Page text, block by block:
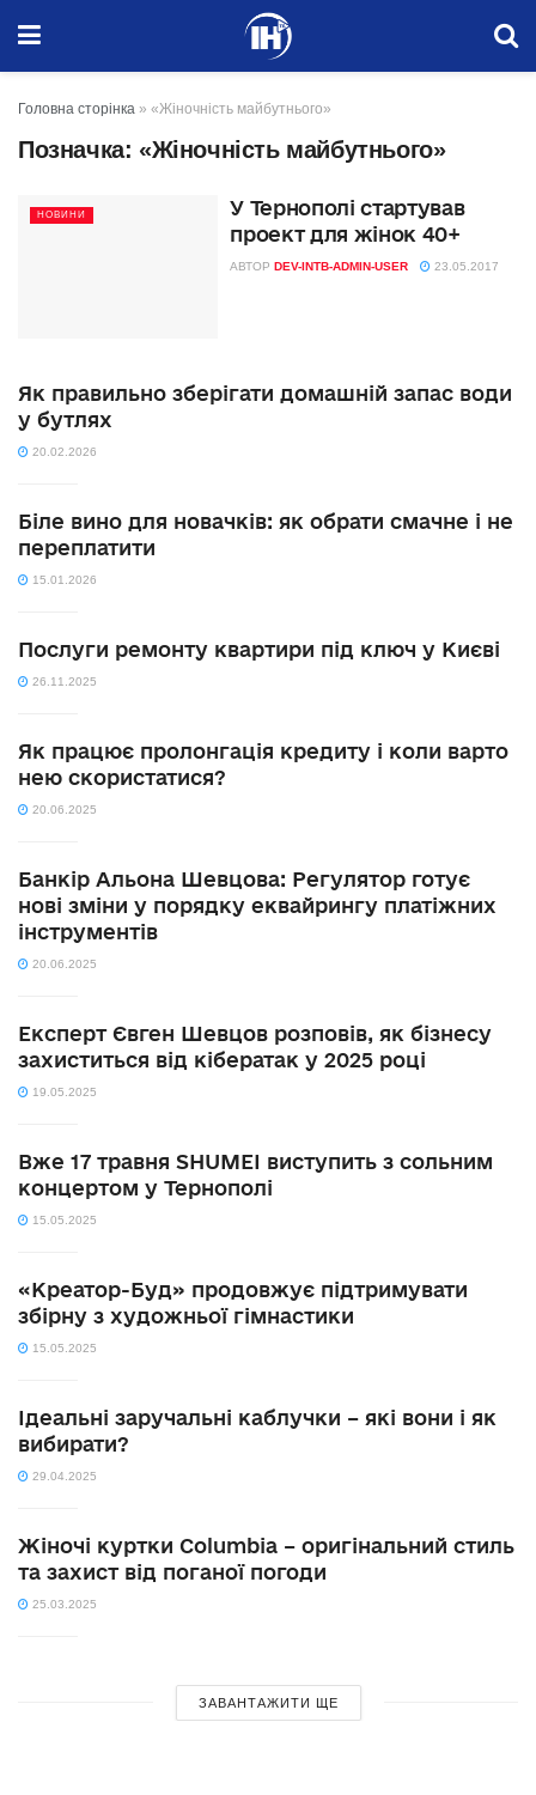
Головна сторінка » «Жіночність майбутнього»
Позначка: «Жіночність майбутнього»
НОВИНИ
У Тернополі стартував
проект для жінок 40+
АВТОР DEV-INTB-ADMIN-USER 23.05.2017
Як правильно зберігати домашній запас води
у бутлях
20.02.2026
Біле вино для новачків: як обрати смачне і не
переплатити
15.01.2026
Послуги ремонту квартири під ключ у Києві
26.11.2025
Як працює пролонгація кредиту і коли варто
нею скористатися?
20.06.2025
Банкір Альона Шевцова: Регулятор готує
нові зміни у порядку еквайрингу платіжних
інструментів
20.06.2025
Експерт Євген Шевцов розповів, як бізнесу
захиститься від кібератак у 2025 році
19.05.2025
Вже 17 травня SHUMEI виступить з сольним
концертом у Тернополі
15.05.2025
«Креатор-Буд» продовжує підтримувати
збірну з художньої гімнастики
15.05.2025
Ідеальні заручальні каблучки – які вони і як
вибирати?
29.04.2025
Жіночі куртки Columbia – оригінальний стиль
та захист від поганої погоди
25.03.2025
ЗАВАНТАЖИТИ ЩЕ